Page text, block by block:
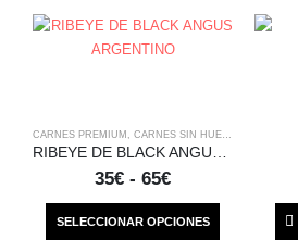
CARNES PREMIUM , CARNES SIN HUESO
RIBEYE DE BLACK ANGUS ARGENTINO
35€ - 65€
SELECCIONAR OPCIONES